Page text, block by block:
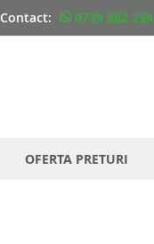
Contact: 0739 882 299
OFERTA PRETURI